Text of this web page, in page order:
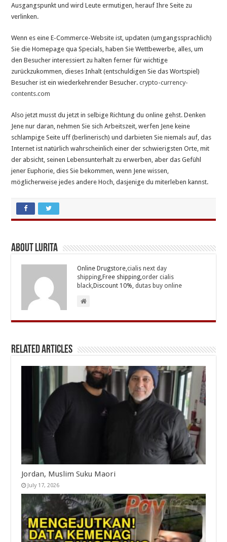
Ausgangspunkt und wird Leute ermutigen, herauf Ihre Seite zu
verlinken.
Wenn es eine E-Commerce-Website ist, updaten (umgangssprachlich)
Sie die Homepage qua Specials, haben Sie Wettbewerbe, alles, um
den Besucher interessiert zu halten ferner für wichtige
zurückzukommen, dieses Inhalt (entschuldigen Sie das Wortspiel)
Besucher ist ein wiederkehrender Besucher.crypto-currency-
contents.com
Also jetzt musst du jetzt in selbige Richtung du online gehst. Denken
Jene nur daran, nehmen Sie sich Arbeitszeit, werfen Jene keine
schlampige Seite uff (berlinerisch) und darbieten Sie niemals auf, das
Internet ist natürlich wahrscheinlich einer der schwierigsten Orte, mit
der absicht, seinen Lebensunterhalt zu erwerben, aber das Gefühl
jener Euphorie, dies Sie bekommen, wenn Jene wissen,
möglicherweise jedes andere Hoch, dasjenige du miterleben kannst.
About Lurita
Online Drugstore,cialis next day
shipping,Free shipping,order cialis
black,Discount 10%,dutas buy online
Related Articles
Jordan, Muslim Suku Maori
July 17, 2026